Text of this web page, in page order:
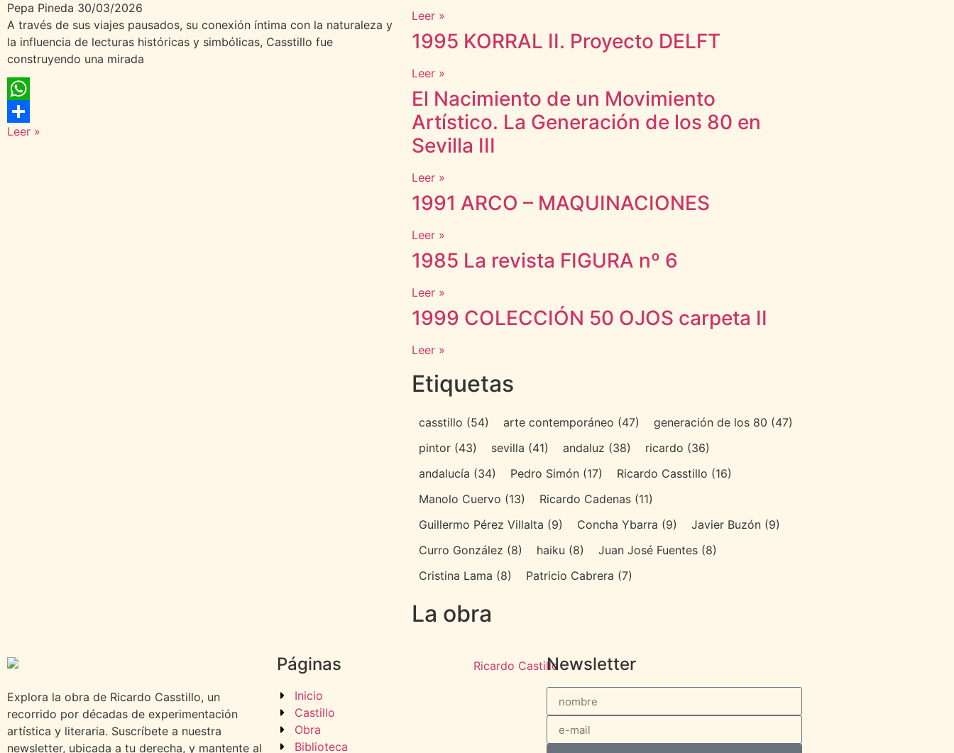
Pepa Pineda 30/03/2026
A través de sus viajes pausados, su conexión íntima con la naturaleza y
la influencia de lecturas históricas y simbólicas, Casstillo fue
construyendo una mirada
WhatsApp
Compartir
Leer »
Leer »
1995 KORRAL II. Proyecto DELFT
Leer »
El Nacimiento de un Movimiento
Artístico. La Generación de los 80 en
Sevilla III
Leer »
1991 ARCO – MAQUINACIONES
Leer »
1985 La revista FIGURA nº 6
Leer »
1999 COLECCIÓN 50 OJOS carpeta II
Leer »
Etiquetas
casstillo (54) arte contemporáneo (47) generación de los 80 (47)
pintor (43) sevilla (41) andaluz (38) ricardo (36)
andalucía (34) Pedro Simón (17) Ricardo Casstillo (16)
Manolo Cuervo (13) Ricardo Cadenas (11)
Guillermo Pérez Villalta (9) Concha Ybarra (9) Javier Buzón (9)
Curro González (8) haiku (8) Juan José Fuentes (8)
Cristina Lama (8) Patricio Cabrera (7)
La obra
Explora la obra de Ricardo Casstillo, un
recorrido por décadas de experimentación
artística y literaria. Suscríbete a nuestra
newsletter, ubicada a tu derecha, y mantente al
Páginas
Inicio
Castillo
Obra
Biblioteca
Newsletter